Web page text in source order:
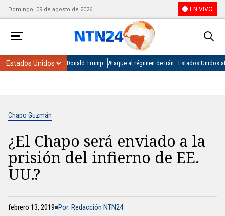
Domingo, 09 de agosto de 2026 EN VIVO
Donald Trump Ataque al régimen de Irán Estados Unidos
Chapo Guzmán
¿El Chapo será enviado a la
prisión del infierno de EE.
UU.?
febrero 13, 2019 Por: Redacción NTN24